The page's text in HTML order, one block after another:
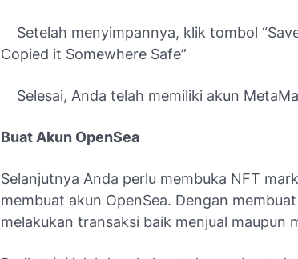
Setelah menyimpannya, klik tombol “Save
Copied it Somewhere Safe”
Selesai, Anda telah memiliki akun
Buat Akun OpenSea
Selanjutnya Anda perlu membuka NFT
membuat akun OpenSea. Dengan
melakukan transaksi baik menjual maupun